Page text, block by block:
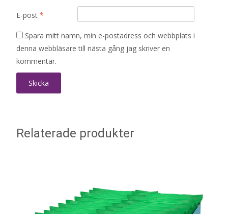
E-post *
Spara mitt namn, min e-postadress och webbplats i
denna webbläsare till nästa gång jag skriver en
kommentar.
Relaterade produkter